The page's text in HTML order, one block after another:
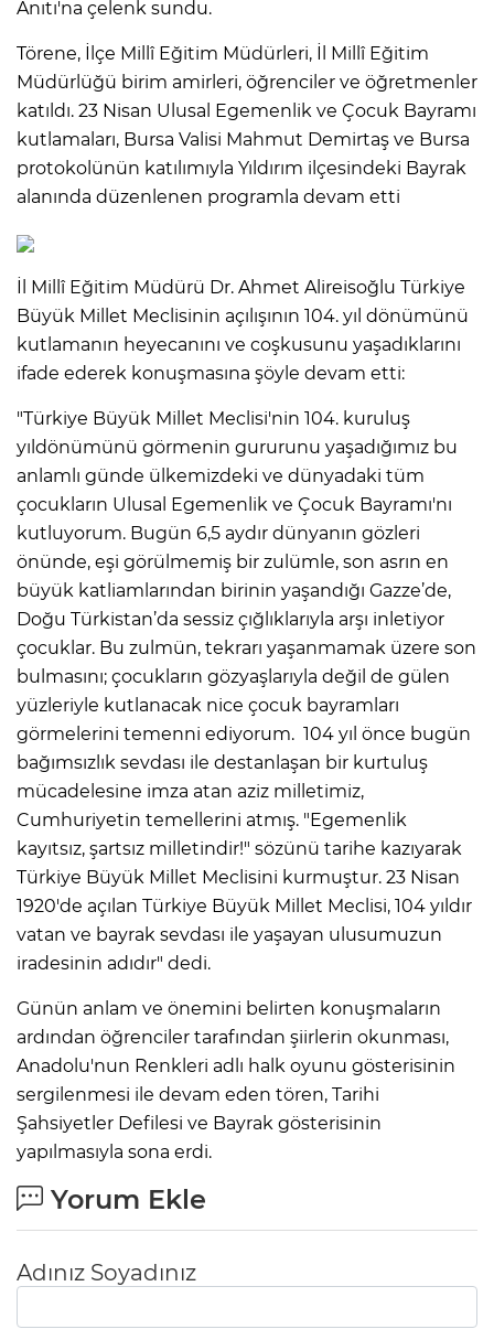
Anıtı'na çelenk sundu.
Törene, İlçe Millî Eğitim Müdürleri, İl Millî Eğitim
Müdürlüğü birim amirleri, öğrenciler ve öğretmenler
katıldı. 23 Nisan Ulusal Egemenlik ve Çocuk Bayramı
kutlamaları, Bursa Valisi Mahmut Demirtaş ve Bursa
protokolünün katılımıyla Yıldırım ilçesindeki Bayrak
alanında düzenlenen programla devam etti
İl Millî Eğitim Müdürü Dr. Ahmet Alireisoğlu Türkiye
Büyük Millet Meclisinin açılışının 104. yıl dönümünü
kutlamanın heyecanını ve coşkusunu yaşadıklarını
ifade ederek konuşmasına şöyle devam etti:
"Türkiye Büyük Millet Meclisi'nin 104. kuruluş
yıldönümünü görmenin gururunu yaşadığımız bu
anlamlı günde ülkemizdeki ve dünyadaki tüm
çocukların Ulusal Egemenlik ve Çocuk Bayramı'nı
kutluyorum. Bugün 6,5 aydır dünyanın gözleri
önünde, eşi görülmemiş bir zulümle, son asrın en
büyük katliamlarından birinin yaşandığı Gazze’de,
Doğu Türkistan’da sessiz çığlıklarıyla arşı inletiyor
çocuklar. Bu zulmün, tekrarı yaşanmamak üzere son
bulmasını; çocukların gözyaşlarıyla değil de gülen
yüzleriyle kutlanacak nice çocuk bayramları
görmelerini temenni ediyorum. 104 yıl önce bugün
bağımsızlık sevdası ile destanlaşan bir kurtuluş
mücadelesine imza atan aziz milletimiz,
Cumhuriyetin temellerini atmış. "Egemenlik
kayıtsız, şartsız milletindir!" sözünü tarihe kazıyarak
Türkiye Büyük Millet Meclisini kurmuştur. 23 Nisan
1920'de açılan Türkiye Büyük Millet Meclisi, 104 yıldır
vatan ve bayrak sevdası ile yaşayan ulusumuzun
iradesinin adıdır" dedi.
Günün anlam ve önemini belirten konuşmaların
ardından öğrenciler tarafından şiirlerin okunması,
Anadolu'nun Renkleri adlı halk oyunu gösterisinin
sergilenmesi ile devam eden tören, Tarihi
Şahsiyetler Defilesi ve Bayrak gösterisinin
yapılmasıyla sona erdi.
Yorum Ekle
Adınız Soyadınız